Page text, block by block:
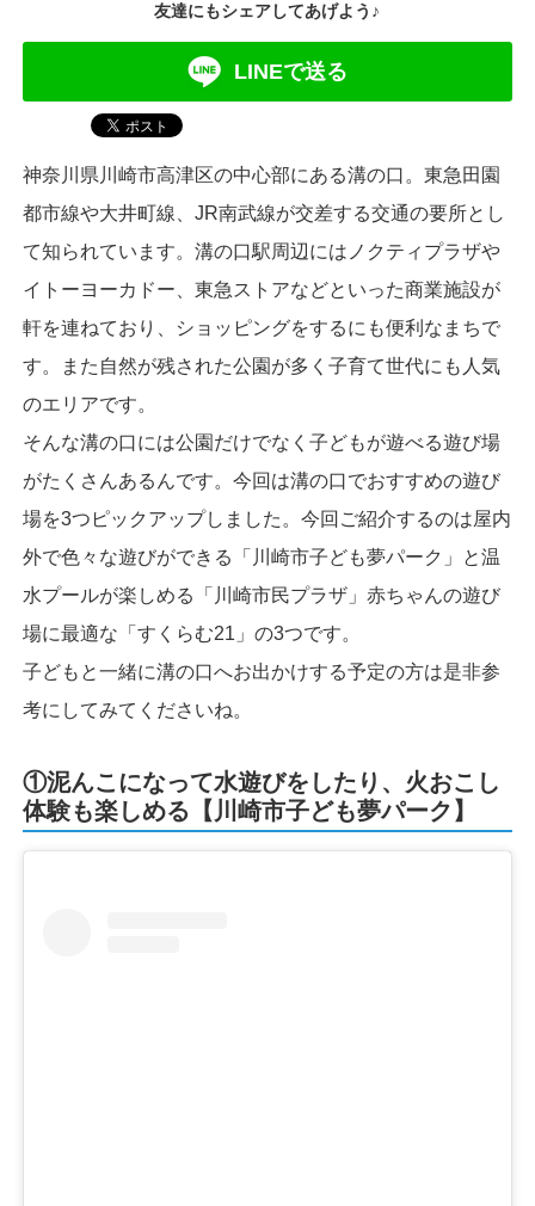
友達にもシェアしてあげよう♪
LINEで送る
神奈川県川崎市高津区の中心部にある溝の口。東急田園
都市線や大井町線、JR南武線が交差する交通の要所とし
て知られています。溝の口駅周辺にはノクティプラザや
イトーヨーカドー、東急ストアなどといった商業施設が
軒を連ねており、ショッピングをするにも便利なまちで
す。また自然が残された公園が多く子育て世代にも人気
のエリアです。
そんな溝の口には公園だけでなく子どもが遊べる遊び場
がたくさんあるんです。今回は溝の口でおすすめの遊び
場を3つピックアップしました。今回ご紹介するのは屋内
外で色々な遊びができる「川崎市子ども夢パーク」と温
水プールが楽しめる「川崎市民プラザ」赤ちゃんの遊び
場に最適な「すくらむ21」の3つです。
子どもと一緒に溝の口へお出かけする予定の方は是非参
考にしてみてくださいね。
①泥んこになって水遊びをしたり、火おこし
体験も楽しめる【川崎市子ども夢パーク】